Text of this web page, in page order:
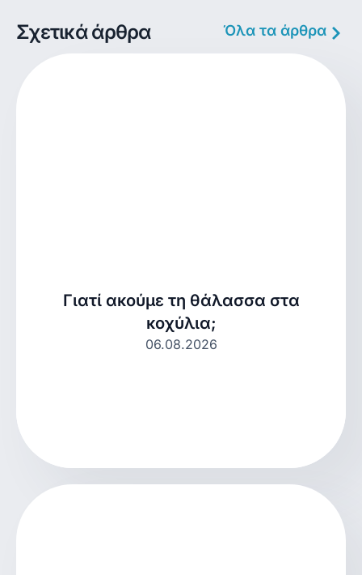
Σχετικά άρθρα Όλα τα άρθρα
Γιατί ακούμε τη θάλασσα στα
κοχύλια;
06.08.2026